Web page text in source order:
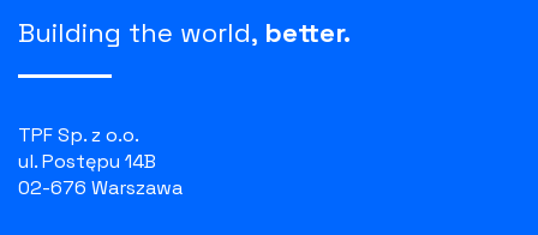
Building the world, better.
TPF Sp. z o.o.
ul. Postępu 14B
02-676 Warszawa